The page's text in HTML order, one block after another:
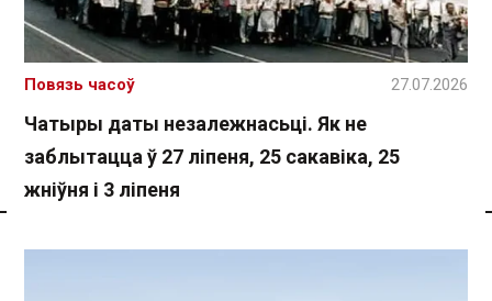
Чатыры даты незалежнасьці. Як не
заблытацца ў 27 ліпеня, 25 сакавіка, 25
жніўня і 3 ліпеня
Повязь часоў 27.07.2026